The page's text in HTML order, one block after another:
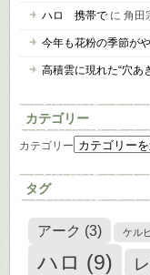
ハロ 携帯で に 角田
今年も花粉の季節が
高積雲に現れた“穴あ
カテゴリー
カテゴリー
タグ
アーク (3) ケル
ハロ (9)